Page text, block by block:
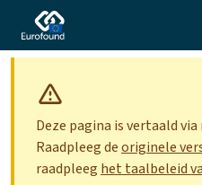
Deze pagina is vertaald
Raadpleeg deoriginele
raadpleeg het taalbeleid